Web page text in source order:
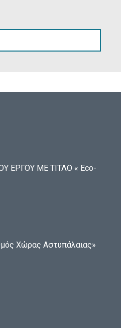
ΕΡΓΟΥ ΜΕ ΤΙΤΛΟ « Eco-
Χώρας Αστυπάλαιας»